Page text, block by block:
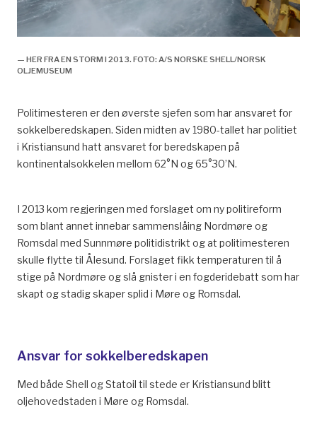
^
Avfallsminimering og gjenvinning :
av 29. september 1989 ; avgitt til
trykt utg.)). Oslo: Forvaltningstjenestene, Statens
trykningskontor.
avfallsbehandling (Vol. Nr. 44 (1991-92), St.meld. …
(trykt utg.)). Oslo: [Miljøverndept.].
^ Gjerde, K., & Ivar Iks. (2016).Sprenger grenser : Vann,
avløp og renovasjon i regionens tjeneste. Stavanger:
IVAR IKS i samarbeid med Wigestrand forl: 105.
Heggdal, Sissel Hagerup. (1993)
Romsdalsmuseet og fiskerimuseet på Hjertøya 1993
Kystens flytende gallerier: 148-154
^ Hoff, R. (1996). «Avlet I Synd Og Ondskap»:
— HER FRA EN STORM I 2013. FOTO: A/S NORSKE SHELL/NORSK
OLJEMUSEUM
Politimesteren er den øverste sjefen som har ansvaret for
sokkelberedskapen. Siden midten av 1980-tallet har politiet
i Kristiansund hatt ansvaret for beredskapen på
kontinentalsokkelen mellom 62°N og 65°30’N.
I 2013 kom regjeringen med forslaget om ny politireform
som blant annet innebar sammenslåing Nordmøre og
Romsdal med Sunnmøre politidistrikt og at politimesteren
skulle flytte til Ålesund. Forslaget fikk temperaturen til å
stige på Nordmøre og slå gnister i en fogderidebatt som har
skapt og stadig skaper splid i Møre og Romsdal.
Ansvar for sokkelberedskapen
Med både Shell og Statoil til stede er Kristiansund blitt
oljehovedstaden i Møre og Romsdal.